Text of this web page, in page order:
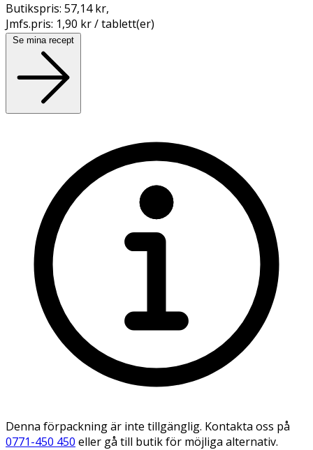
Butikspris: 57,14 kr,
Jmfs.pris: 1,90 kr / tablett(er)
Se mina recept
Denna förpackning är inte tillgänglig. Kontakta oss på
0771-450 450 eller gå till butik för möjliga alternativ.